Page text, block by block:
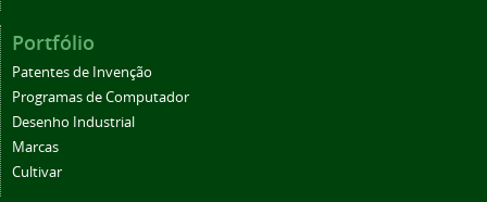
Portfólio
Patentes de Invenção
Programas de Computador
Desenho Industrial
Marcas
Cultivar